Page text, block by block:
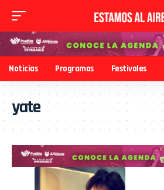
Noticias Programas Festivales
yate